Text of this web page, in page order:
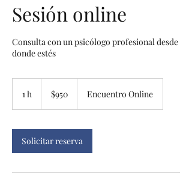
Sesión online
Consulta con un psicólogo profesional desde
donde estés
1 h
mexicanos
$950 Encuentro Online
Solicitar reserva